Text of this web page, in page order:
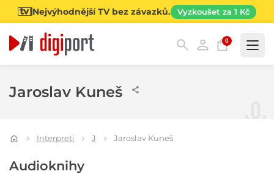
Nejvýhodnější TV bez závazků. Vyzkoušet za 1 Kč
0
Jaroslav Kuneš
Interpreti J Jaroslav Kuneš
Audioknihy